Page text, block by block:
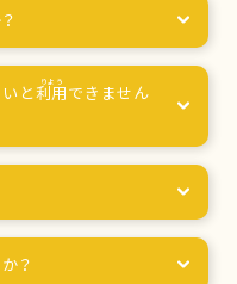
と利用 できません
？